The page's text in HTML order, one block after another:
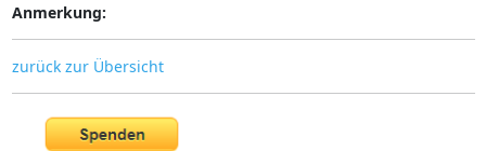
Anmerkung:
zurück zur Übersicht